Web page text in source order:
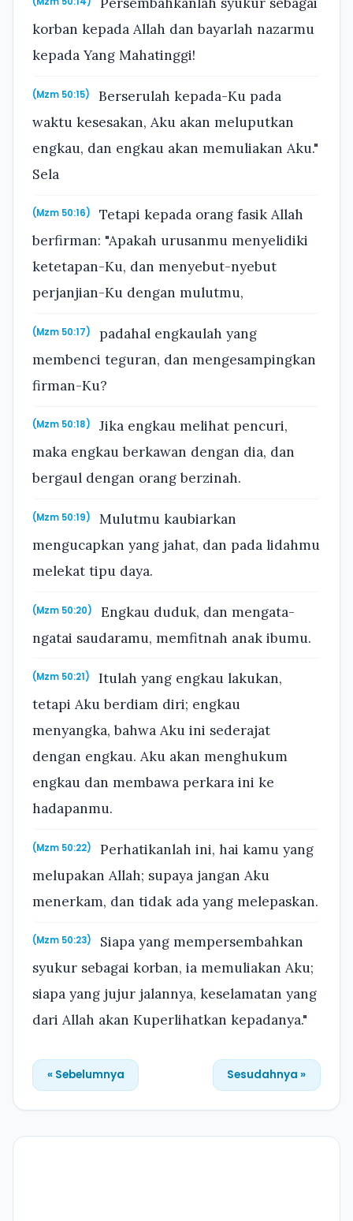
korban kepada Allah dan bayarlah nazarmu
kepada Yang Mahatinggi!
(Mzm 50:15)
Berserulah kepada-Ku pada
waktu kesesakan, Aku akan meluputkan
engkau, dan engkau akan memuliakan Aku."
Sela
(Mzm 50:16)
Tetapi kepada orang fasik Allah
berfirman: "Apakah urusanmu menyelidiki
ketetapan-Ku, dan menyebut-nyebut
perjanjian-Ku dengan mulutmu,
(Mzm 50:17)
padahal engkaulah yang
membenci teguran, dan mengesampingkan
firman-Ku?
(Mzm 50:18)
Jika engkau melihat pencuri,
maka engkau berkawan dengan dia, dan
bergaul dengan orang berzinah.
(Mzm 50:19)
Mulutmu kaubiarkan
mengucapkan yang jahat, dan pada lidahmu
melekat tipu daya.
(Mzm 50:20)
Engkau duduk, dan mengata-
ngatai saudaramu, memfitnah anak ibumu.
(Mzm 50:21)
Itulah yang engkau lakukan,
tetapi Aku berdiam diri; engkau
menyangka, bahwa Aku ini sederajat
dengan engkau. Aku akan menghukum
engkau dan membawa perkara ini ke
hadapanmu.
(Mzm 50:22)
Perhatikanlah ini, hai kamu yang
melupakan Allah; supaya jangan Aku
menerkam, dan tidak ada yang melepaskan.
(Mzm 50:23)
Siapa yang mempersembahkan
syukur sebagai korban, ia memuliakan Aku;
siapa yang jujur jalannya, keselamatan yang
dari Allah akan Kuperlihatkan kepadanya."
« Sebelumnya Sesudahnya »